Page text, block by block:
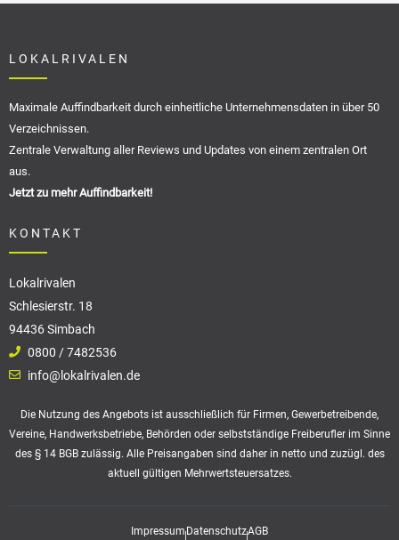
LOKALRIVALEN
Maximale Auffindbarkeit durch einheitliche Unternehmensdaten in über 50
Verzeichnissen.
Zentrale Verwaltung aller Reviews und Updates von einem zentralen Ort
aus.
Jetzt zu mehr Auffindbarkeit!
KONTAKT
Lokalrivalen
Schlesierstr. 18
94436 Simbach
0800 / 7482536
info@lokalrivalen.de
Die Nutzung des Angebots ist ausschließlich für Firmen, Gewerbetreibende,
Vereine, Handwerksbetriebe, Behörden oder selbstständige Freiberufler im Sinne
des § 14 BGB zulässig. Alle Preisangaben sind daher in netto und zuzügl. des
aktuell gültigen Mehrwertsteuersatzes.
Impressum DatenschutzAGB